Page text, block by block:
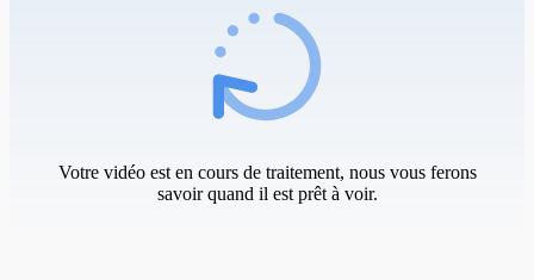
Votre vidéo est en cours de traitement, nous vous ferons
savoir quand il est prêt à voir.